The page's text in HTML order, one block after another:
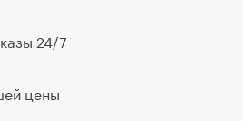
24/7
цены